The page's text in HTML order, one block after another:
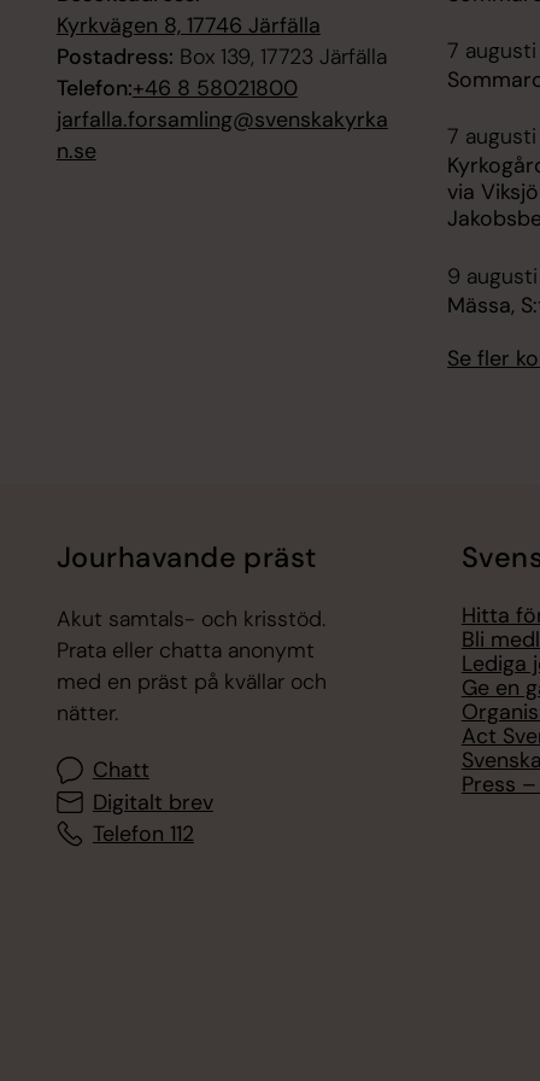
Kyrkvägen 8, 17746 Järfälla
Postadress: Box 139, 17723 Järfälla
Telefon:+46 8 58021800
jarfalla.forsamling@svenskakyrka
n.se
7 augusti
7 augusti
via
9 augusti
Mässa,
Se fler
Jourhavande präst
Akut samtals- och krisstöd.
Prata eller chatta anonymt
med en präst på kvällar och
nätter.
Chatt
Digitalt brev
Telefon 112
Hitta
Bli
Lediga
Ge en
Act
Press